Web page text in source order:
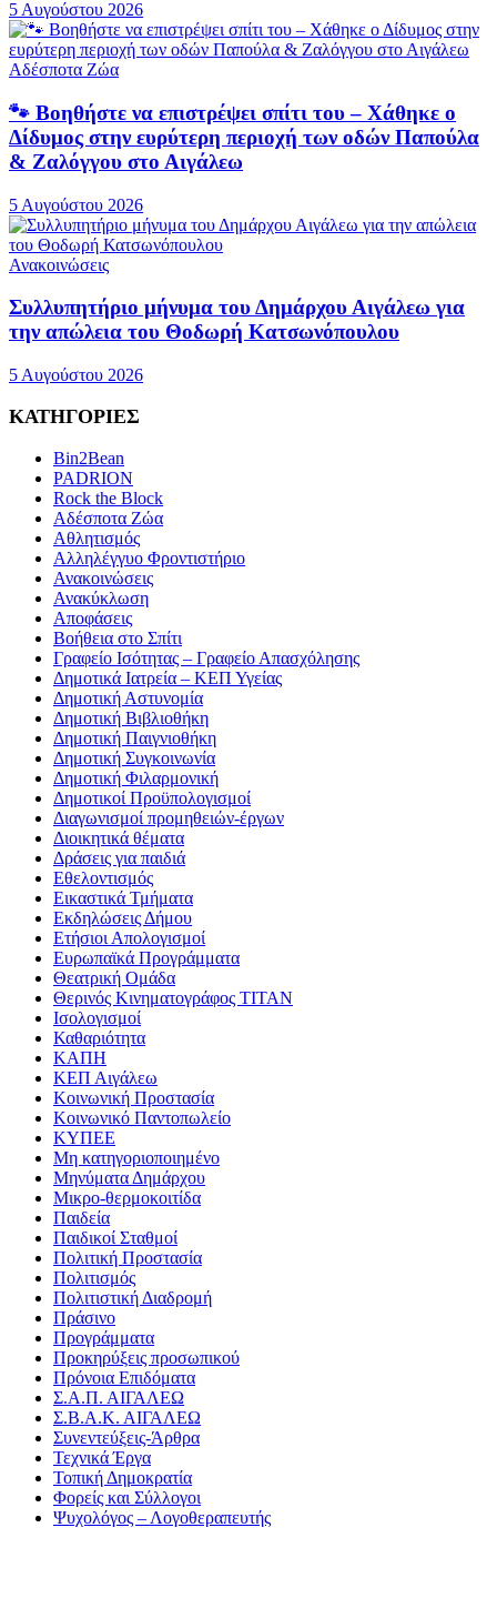
5 Αυγούστου 2026
Αδέσποτα Ζώα
🐾 Βοηθήστε να επιστρέψει σπίτι του – Χάθηκε ο
Δίδυμος στην ευρύτερη περιοχή των οδών Παπούλα
& Ζαλόγγου στο Αιγάλεω
5 Αυγούστου 2026
Ανακοινώσεις
Συλλυπητήριο μήνυμα του Δημάρχου Αιγάλεω για
την απώλεια του Θοδωρή Κατσωνόπουλου
5 Αυγούστου 2026
ΚΑΤΗΓΟΡΙΕΣ
Bin2Bean
PADRION
Rock the Block
Αδέσποτα Ζώα
Αθλητισμός
Αλληλέγγυο Φροντιστήριο
Ανακοινώσεις
Ανακύκλωση
Αποφάσεις
Βοήθεια στο Σπίτι
Γραφείο Ισότητας – Γραφείο Απασχόλησης
Δημοτικά Ιατρεία – ΚΕΠ Υγείας
Δημοτική Αστυνομία
Δημοτική Βιβλιοθήκη
Δημοτική Παιγνιοθήκη
Δημοτική Συγκοινωνία
Δημοτική Φιλαρμονική
Δημοτικοί Προϋπολογισμοί
Διαγωνισμοί προμηθειών-έργων
Διοικητικά θέματα
Δράσεις για παιδιά
Εθελοντισμός
Εικαστικά Τμήματα
Εκδηλώσεις Δήμου
Ετήσιοι Απολογισμοί
Ευρωπαϊκά Προγράμματα
Θεατρική Ομάδα
Θερινός Κινηματογράφος ΤΙΤΑΝ
Ισολογισμοί
Καθαριότητα
ΚΑΠΗ
ΚΕΠ Αιγάλεω
Κοινωνική Προστασία
Κοινωνικό Παντοπωλείο
ΚΥΠΕΕ
Μη κατηγοριοποιημένο
Μηνύματα Δημάρχου
Μικρο-θερμοκοιτίδα
Παιδεία
Παιδικοί Σταθμοί
Πολιτική Προστασία
Πολιτισμός
Πολιτιστική Διαδρομή
Πράσινο
Προγράμματα
Προκηρύξεις προσωπικού
Πρόνοια Επιδόματα
Σ.Α.Π. ΑΙΓΑΛΕΩ
Σ.Β.Α.Κ. ΑΙΓΑΛΕΩ
Συνεντεύξεις-Άρθρα
Τεχνικά Έργα
Τοπική Δημοκρατία
Φορείς και Σύλλογοι
Ψυχολόγος – Λογοθεραπευτής